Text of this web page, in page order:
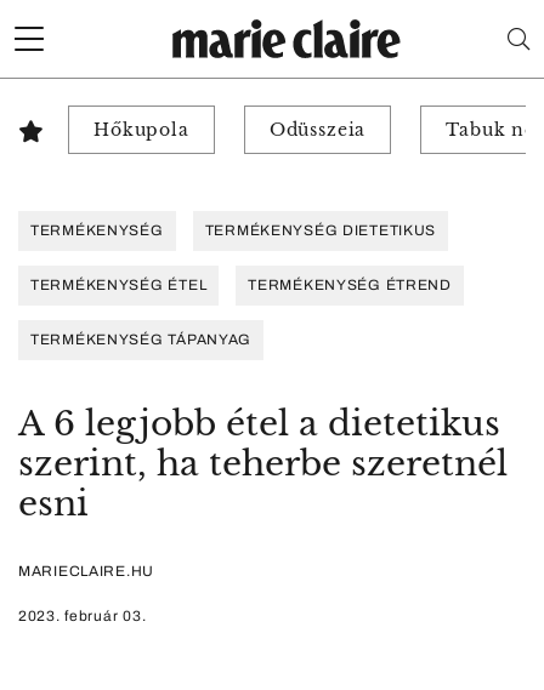
Hőkupola Odüsszeia Tabuk
TERMÉKENYSÉG TERMÉKENYSÉG DIETETIKUS
TERMÉKENYSÉG ÉTEL TERMÉKENYSÉG ÉTREND
TERMÉKENYSÉG TÁPANYAG
A 6 legjobb étel a dietetikus
szerint, ha teherbe szeretnél
esni
MARIECLAIRE.HU
2023. február 03.